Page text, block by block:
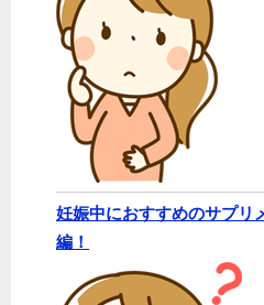
妊娠中におすすめのサプリ
編！